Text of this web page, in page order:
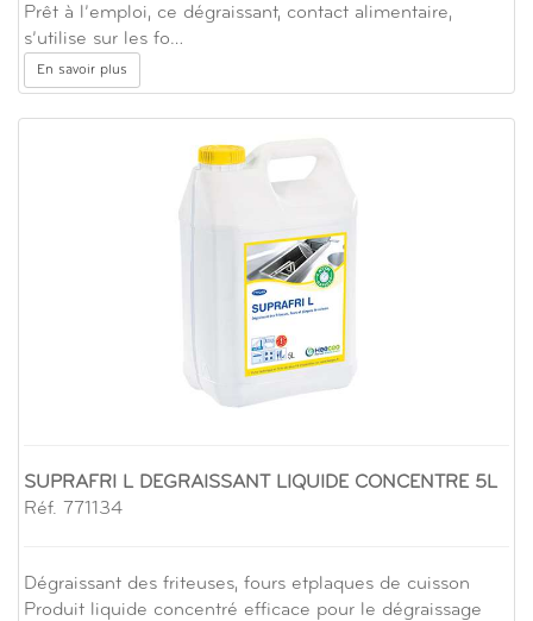
Prêt à l’emploi, ce dégraissant, contact alimentaire,
s’utilise sur les fo…
En savoir plus
SUPRAFRI L DEGRAISSANT LIQUIDE CONCENTRE 5L
Réf. 771134
Dégraissant des friteuses, fours etplaques de cuisson
Produit liquide concentré efficace pour le dégraissage